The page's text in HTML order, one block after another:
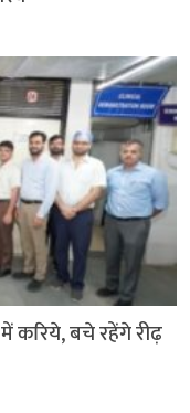
करिये, बचे रहेंगे रीढ़